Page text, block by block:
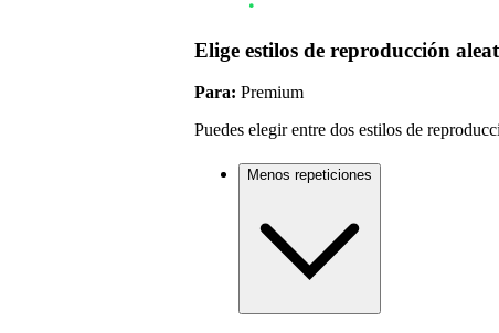
Elige estilos de reproducción
Para: Premium
Puedes elegir entre dos estilos de
Menos repeticiones